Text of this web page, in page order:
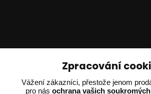
Ing. Adam Dvořák
Zpracování
Vážení zákazníci, přestože jenom
pro nás ochrana vašich